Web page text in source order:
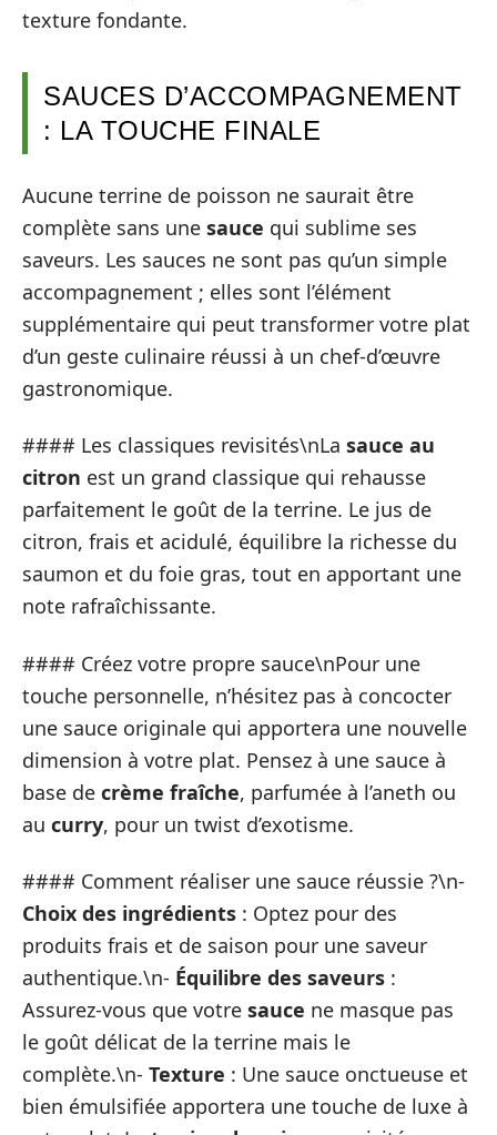
texture fondante.
SAUCES D’ACCOMPAGNEMENT
: LA TOUCHE FINALE
Aucune terrine de poisson ne saurait être
complète sans une sauce qui sublime ses
saveurs. Les sauces ne sont pas qu’un simple
accompagnement ; elles sont l’élément
supplémentaire qui peut transformer votre plat
d’un geste culinaire réussi à un chef-d’œuvre
gastronomique.
#### Les classiques revisités\nLa sauce au
citron est un grand classique qui rehausse
parfaitement le goût de la terrine. Le jus de
citron, frais et acidulé, équilibre la richesse du
saumon et du foie gras, tout en apportant une
note rafraîchissante.
#### Créez votre propre sauce\nPour une
touche personnelle, n’hésitez pas à concocter
une sauce originale qui apportera une nouvelle
dimension à votre plat. Pensez à une sauce à
base de crème fraîche, parfumée à l’aneth ou
au curry, pour un twist d’exotisme.
#### Comment réaliser une sauce réussie ?\n-
Choix des ingrédients : Optez pour des
produits frais et de saison pour une saveur
authentique.\n- Équilibre des saveurs :
Assurez-vous que votre sauce ne masque pas
le goût délicat de la terrine mais le
complète.\n- Texture : Une sauce onctueuse et
bien émulsifiée apportera une touche de luxe à